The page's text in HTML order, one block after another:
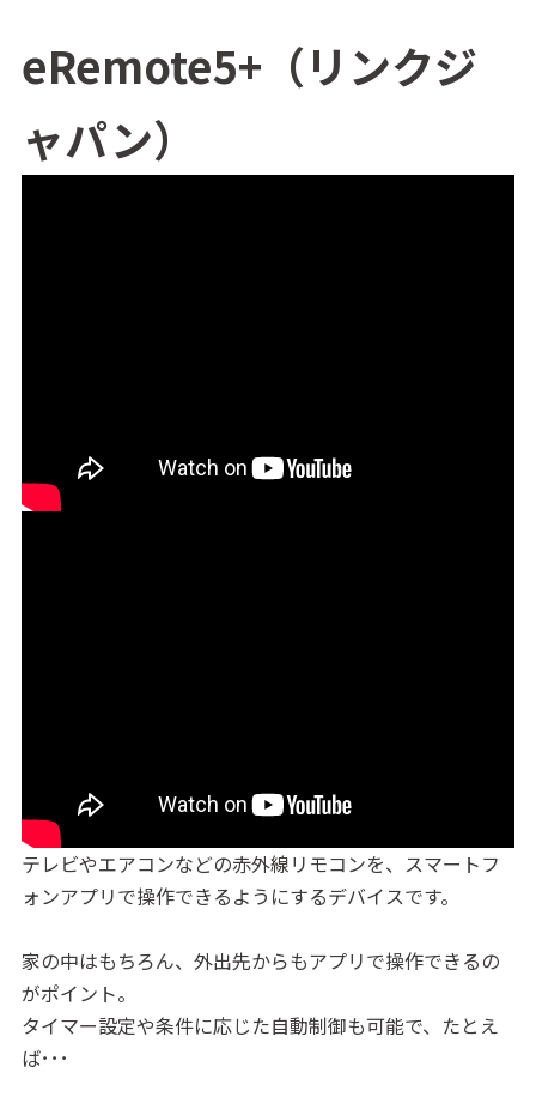
eRemote5+（リンクジ
ャパン）
テレビやエアコンなどの赤外線リモコンを、スマートフ
ォンアプリで操作できるようにするデバイスです。
家の中はもちろん、外出先からもアプリで操作できるの
がポイント。
タイマー設定や条件に応じた自動制御も可能で、たとえ
ば･･･